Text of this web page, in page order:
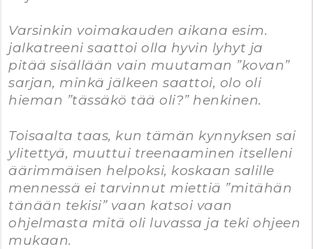
Varsinkin voimakauden aikana esim.
jalkatreeni saattoi olla hyvin lyhyt ja
pitää sisällään vain muutaman ”kovan”
sarjan, minkä jälkeen saattoi, olo oli
hieman ”tässäkö tää oli?” henkinen.
Toisaalta taas, kun tämän kynnyksen sai
ylitettyä, muuttui treenaaminen itselleni
äärimmäisen helpoksi, koskaan salille
mennessä ei tarvinnut miettiä ”mitähän
tänään tekisi” vaan katsoi vaan
ohjelmasta mitä oli luvassa ja teki ohjeen
mukaan.